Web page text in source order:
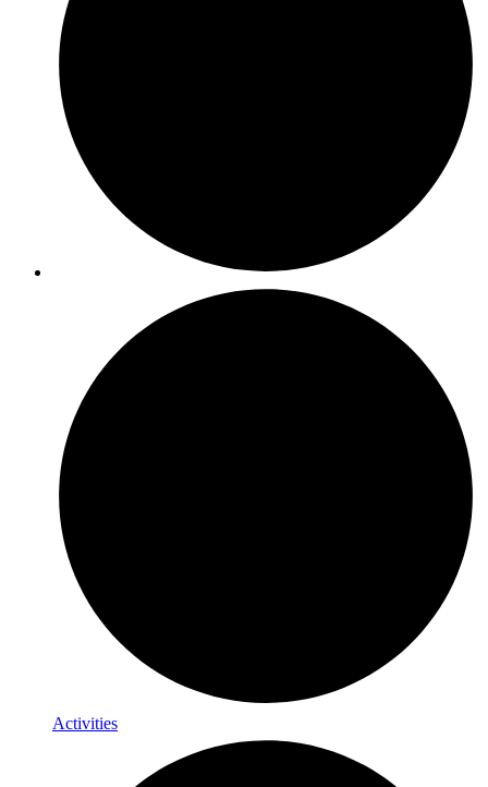
Activities